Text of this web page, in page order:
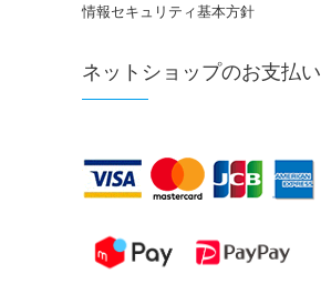
情報セキュリティ基本方針
ネットショップのお支払い